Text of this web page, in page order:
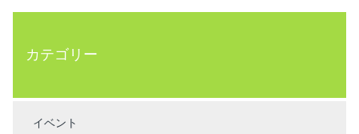
カテゴリー
イベント